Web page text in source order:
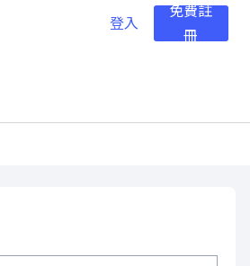
登入
免費註
冊